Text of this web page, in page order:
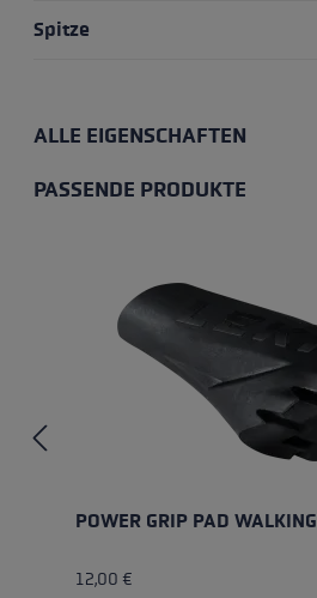
Spitze
ALLE EIGENSCHAFTEN
PASSENDE PRODUKTE
POWER GRIP PAD WALKING
12,00 €